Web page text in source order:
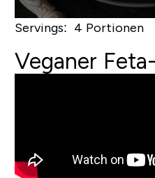
Servings: 4 Portionen
Veganer